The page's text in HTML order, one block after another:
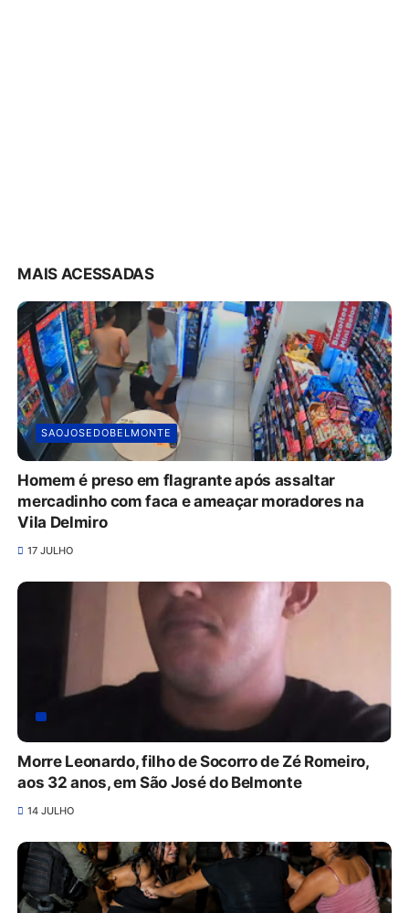
MAIS ACESSADAS
SAOJOSEDOBELMONTE
Homem é preso em flagrante após assaltar
mercadinho com faca e ameaçar moradores na
Vila Delmiro
17 JULHO
Morre Leonardo, filho de Socorro de Zé Romeiro,
aos 32 anos, em São José do Belmonte
14 JULHO